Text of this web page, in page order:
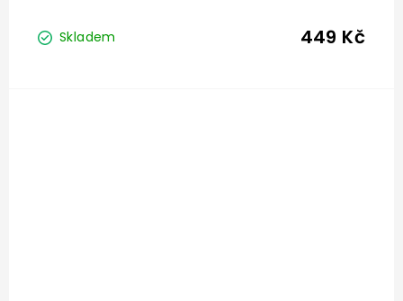
Skladem 449 Kč